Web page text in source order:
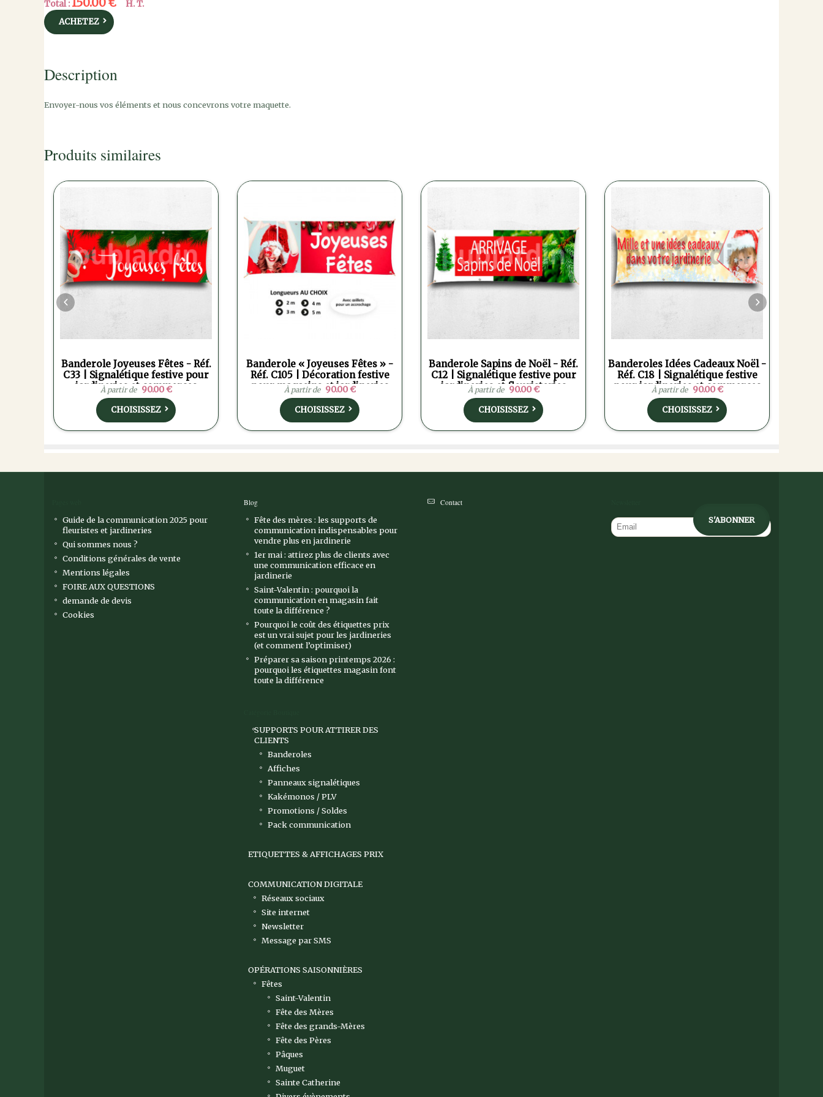
Total : 150.00 € H. T.
ACHETEZ
Description
Envoyer-nous vos éléments et nous concevrons votre maquette.
Produits similaires
Banderole Joyeuses Fêtes - Réf.
C33 | Signalétique festive pour
jardineries et commerces
À partir de 90.00 €
CHOISISSEZ
Banderole « Joyeuses Fêtes » -
Réf. C105 | Décoration festive
pour magasins et jardineries
À partir de 90.00 €
CHOISISSEZ
Banderole Sapins de Noël - Réf.
C12 | Signalétique festive pour
jardineries et fleuristeries
À partir de 90.00 €
CHOISISSEZ
Banderoles Idées Cadeaux Noël -
Réf. C18 | Signalétique festive
pour jardineries et commerces
À partir de 90.00 €
CHOISISSEZ
Guide de la communication 2025 pour
fleuristes et jardineries
Qui sommes nous ?
Conditions générales de vente
Mentions légales
FOIRE AUX QUESTIONS
demande de devis
Cookies
Blog
Fête des mères : les supports de
communication indispensables pour
vendre plus en jardinerie
1er mai : attirez plus de clients avec
une communication efficace en
jardinerie
Saint-Valentin : pourquoi la
communication en magasin fait
toute la différence ?
Pourquoi le coût des étiquettes prix
est un vrai sujet pour les jardineries
(et comment l’optimiser)
Préparer sa saison printemps 2026 :
pourquoi les étiquettes magasin font
toute la différence
SUPPORTS POUR ATTIRER DES
CLIENTS
Banderoles
Affiches
Panneaux signalétiques
Kakémonos / PLV
Promotions / Soldes
Pack communication
ETIQUETTES & AFFICHAGES PRIX
COMMUNICATION DIGITALE
Réseaux sociaux
Site internet
Newsletter
Message par SMS
OPÉRATIONS SAISONNIÈRES
Fêtes
Saint-Valentin
Fête des Mères
Fête des grands-Mères
Fête des Pères
Pâques
Muguet
Sainte Catherine
Contact